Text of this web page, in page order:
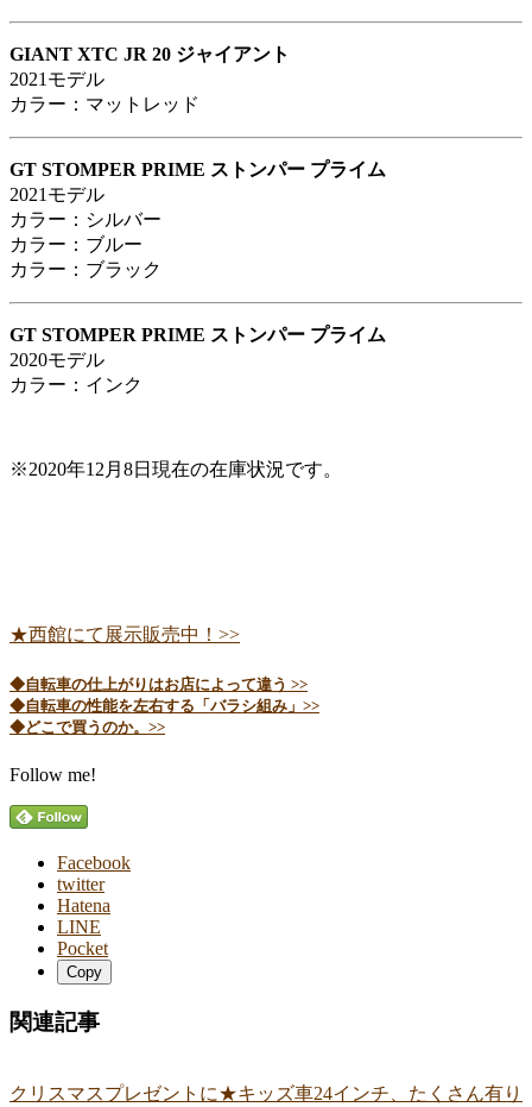
GIANT XTC JR 20 ジャイアント
2021モデル
カラー：マットレッド
GT STOMPER PRIME ストンパー プライム
2021モデル
カラー：シルバー
カラー：ブルー
カラー：ブラック
GT STOMPER PRIME ストンパー プライム
2020モデル
カラー：インク
※2020年12月8日現在の在庫状況です。
★西館にて展示販売中！>>
◆自転車の仕上がりはお店によって違う >>
◆自転車の性能を左右する「バラシ組み」>>
◆どこで買うのか。>>
Follow me!
Facebook
twitter
Hatena
LINE
Pocket
Copy
関連記事
クリスマスプレゼントに★キッズ車24インチ、たくさん有り